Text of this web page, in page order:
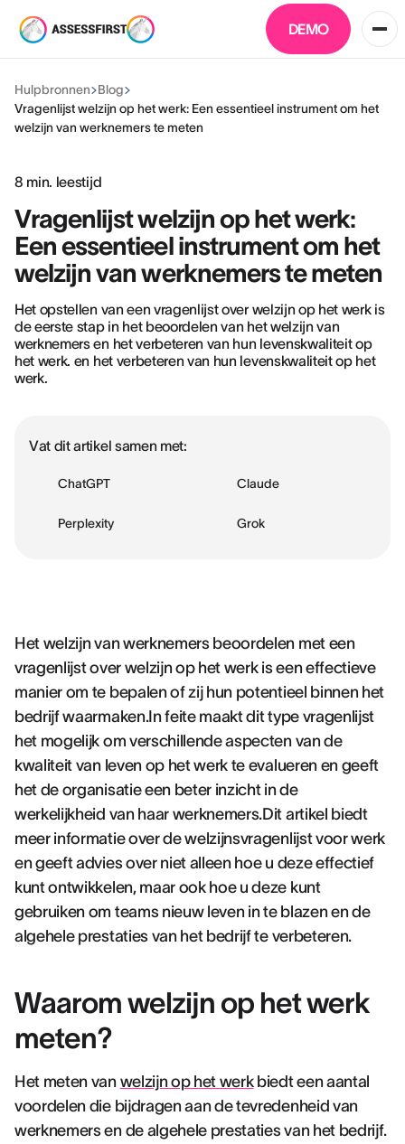
DEMO
Hulpbronnen
Blog
Vragenlijst welzijn op het werk: Een essentieel instrument om het
welzijn van werknemers te meten
8 min. leestijd
Vragenlijst welzijn op het werk:
Een essentieel instrument om het
welzijn van werknemers te meten
Het opstellen van een vragenlijst over welzijn op het werk is
de eerste stap in het beoordelen van het welzijn van
werknemers en het verbeteren van hun levenskwaliteit op
het werk. en het verbeteren van hun levenskwaliteit op het
werk.
Vat dit artikel samen met:
ChatGPT Claude
Perplexity Grok
Het welzijn van werknemers beoordelen met een
vragenlijst over welzijn op het werk is een effectieve
manier om te bepalen of zij hun potentieel binnen het
bedrijf waarmaken.In feite maakt dit type vragenlijst
het mogelijk om verschillende aspecten van de
kwaliteit van leven op het werk te evalueren en geeft
het de organisatie een beter inzicht in de
werkelijkheid van haar werknemers.Dit artikel biedt
meer informatie over de welzijnsvragenlijst voor werk
en geeft advies over niet alleen hoe u deze effectief
kunt ontwikkelen, maar ook hoe u deze kunt
gebruiken om teams nieuw leven in te blazen en de
algehele prestaties van het bedrijf te verbeteren.
Waarom welzijn op het werk
meten?
Het meten van welzijn op het werkbiedt een aantal
voordelen die bijdragen aan de tevredenheid van
werknemers en de algehele prestaties van het bedrijf.